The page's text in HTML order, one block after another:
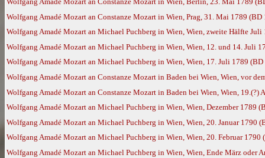
Wolfgang Amadé Mozart an Constanze Mozart in Wien, Prag, 31. Mai 1789 (BD
Wolfgang Amadé Mozart an Michael Puchberg in Wien, Wien, zweite Hälfte
Wolfgang Amadé Mozart an Michael Puchberg in Wien, Wien, 12. und 14. Juli
Wolfgang Amadé Mozart an Michael Puchberg in Wien, Wien, 17. Juli 1789
Wolfgang Amadé Mozart an Constanze Mozart in Baden bei Wien, Wien, vor
Wolfgang Amadé Mozart an Constanze Mozart in Baden bei Wien, Wien, 19.(?)
Wolfgang Amadé Mozart an Michael Puchberg in Wien, Wien, Dezember 1789
Wolfgang Amadé Mozart an Michael Puchberg in Wien, Wien, 20. Januar 1790
Wolfgang Amadé Mozart an Michael Puchberg in Wien, Wien, 20. Februar 1790
Wolfgang Amadé Mozart an Michael Puchberg in Wien, Wien, Ende März oder